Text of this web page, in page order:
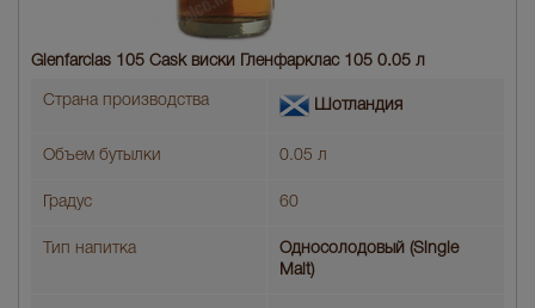
Glenfarclas 105 Cask виски Гленфарклас 105 0.05 л
Страна производства Шотландия
Объем бутылки 0.05 л
Градус 60
Тип напитка
Односолодовый (Single
Malt)